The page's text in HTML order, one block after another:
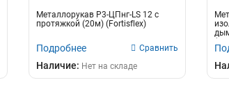
Металлорукав Р3-ЦПнг-LS 12 с
протяжкой (20м) (Fortisflex)
Подробнее Сравнить
Наличие: Нет на складе